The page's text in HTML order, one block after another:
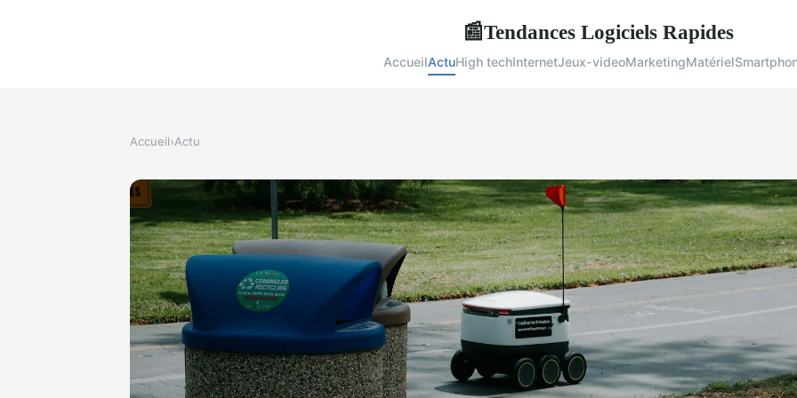
📰Tendances Logiciels Rapides
AccueilActuHigh techInternetJeux-videoMarketingMatériel
Accueil›Actu